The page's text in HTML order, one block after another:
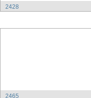
2428
2465